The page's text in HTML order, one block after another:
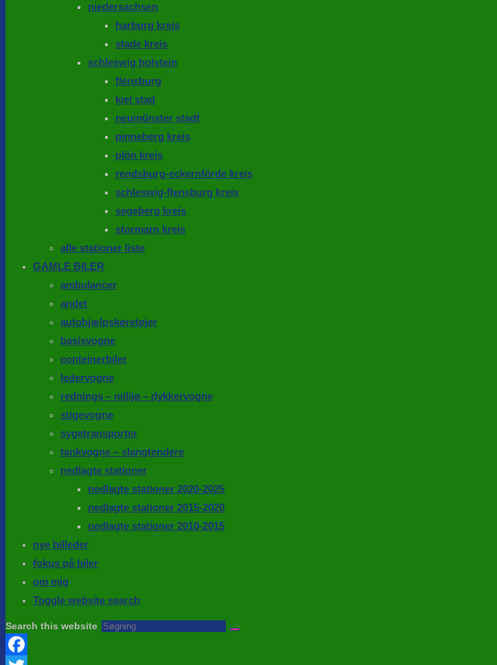
niedersachsen
harburg kreis
stade kreis
schleswig holstein
flensburg
kiel stad
neumünster stadt
pinneberg kreis
plön kreis
rendsburg-eckernförde kreis
schleswig-flensburg kreis
segeberg kreis
stormarn kreis
alle stationer liste
GAMLE BILER
ambulancer
andet
autohjælpskøretøjer
basisvogne
conteinerbiler
ledervogne
rednings – milijø – dykkervogne
stigevogne
sygetransporter
tankvogne – slangtendere
nedlagte stationer
nedlagte stationer 2020-2025
nedlagte stationer 2015-2020
nedlagte stationer 2010-2015
nye billeder
fokus på biler
om mig
Toggle website search
Search this website